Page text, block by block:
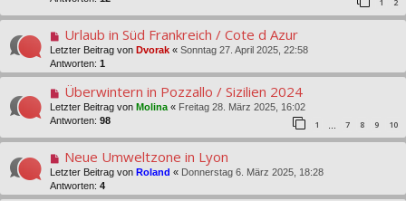
Urlaub in Süd Frankreich / Cote d Azur
Letzter Beitrag von Dvorak « Sonntag 27. April 2025, 22:58
Antworten: 1
Überwintern in Pozzallo / Sizilien 2024
Letzter Beitrag von Molina « Freitag 28. März 2025, 16:02
Antworten: 98 1 7 8 9 10
Neue Umweltzone in Lyon
Letzter Beitrag von Roland « Donnerstag 6. März 2025, 18:28
Antworten: 4